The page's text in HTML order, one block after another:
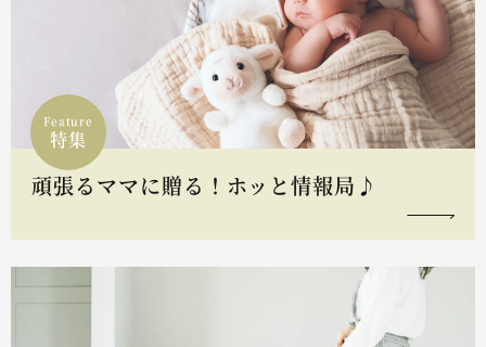
Feature
特集
頑張るママに贈る！ホッと情報局♪